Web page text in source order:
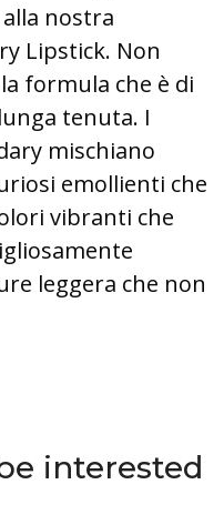
nostra
Lipstick. Non
formula che è di
tenuta. I
mischiano
emollienti che
vibranti che
leggera che non
interested